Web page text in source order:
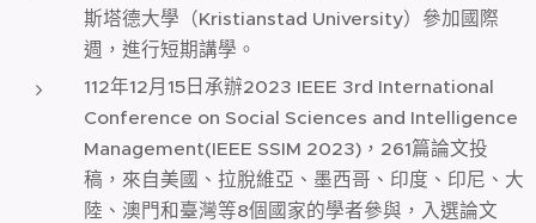
斯塔德大學（Kristianstad University）參加國際
週，進行短期講學。
112年12月15日承辦2023 IEEE 3rd International
Conference on Social Sciences and Intelligence
Management(IEEE SSIM 2023)，261篇論文投
稿，來自美國、拉脫維亞、墨西哥、印度、印尼、大
陸、澳門和臺灣等8個國家的學者參與，入選論文